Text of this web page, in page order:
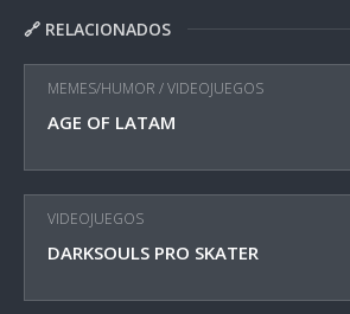
🔗 RELACIONADOS
MEMES/HUMOR /VIDEOJUEGOS
AGE OF LATAM
VIDEOJUEGOS
DARKSOULS PRO SKATER